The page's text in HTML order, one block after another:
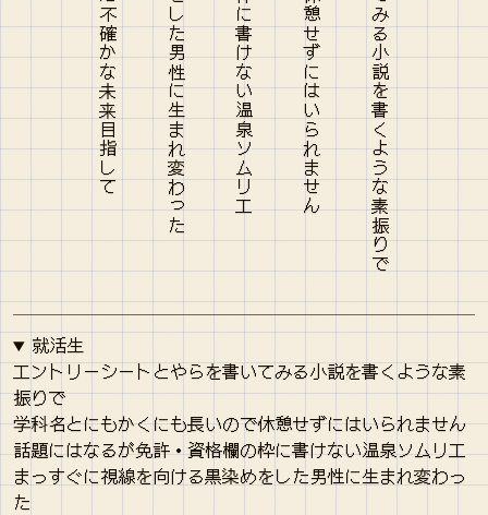
就活生
エントリーシートとやらを書いてみる小説を書くような素
振りで
学科名とにもかくにも長いので休憩せずにはいられません
話題にはなるが免許・資格欄の枠に書けない温泉ソムリエ
まっすぐに視線を向ける黒染めをした男性に生まれ変わっ
た